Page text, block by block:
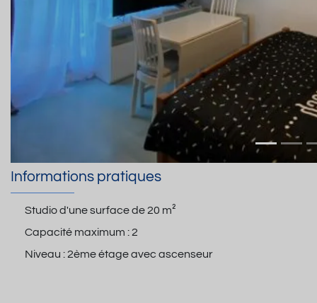
Informations pratiques
Studio d'une surface de20 m²
Capacité maximum :2
Niveau :2ème étage avec ascenseur